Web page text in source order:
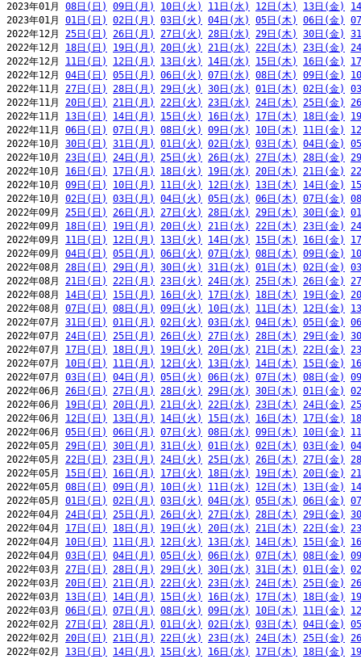
2023年01月 08日(日) 09日(月) 10日(火) 11日(水) 12日(木) 13日(金)
2023年01月 01日(日) 02日(月) 03日(火) 04日(水) 05日(木) 06日(金)
2022年12月 25日(日) 26日(月) 27日(火) 28日(水) 29日(木) 30日(金)
2022年12月 18日(日) 19日(月) 20日(火) 21日(水) 22日(木) 23日(金)
2022年12月 11日(日) 12日(月) 13日(火) 14日(水) 15日(木) 16日(金)
2022年12月 04日(日) 05日(月) 06日(火) 07日(水) 08日(木) 09日(金)
2022年11月 27日(日) 28日(月) 29日(火) 30日(水) 01日(木) 02日(金)
2022年11月 20日(日) 21日(月) 22日(火) 23日(水) 24日(木) 25日(金)
2022年11月 13日(日) 14日(月) 15日(火) 16日(水) 17日(木) 18日(金)
2022年11月 06日(日) 07日(月) 08日(火) 09日(水) 10日(木) 11日(金)
2022年10月 30日(日) 31日(月) 01日(火) 02日(水) 03日(木) 04日(金)
2022年10月 23日(日) 24日(月) 25日(火) 26日(水) 27日(木) 28日(金)
2022年10月 16日(日) 17日(月) 18日(火) 19日(水) 20日(木) 21日(金)
2022年10月 09日(日) 10日(月) 11日(火) 12日(水) 13日(木) 14日(金)
2022年10月 02日(日) 03日(月) 04日(火) 05日(水) 06日(木) 07日(金)
2022年09月 25日(日) 26日(月) 27日(火) 28日(水) 29日(木) 30日(金)
2022年09月 18日(日) 19日(月) 20日(火) 21日(水) 22日(木) 23日(金)
2022年09月 11日(日) 12日(月) 13日(火) 14日(水) 15日(木) 16日(金)
2022年09月 04日(日) 05日(月) 06日(火) 07日(水) 08日(木) 09日(金)
2022年08月 28日(日) 29日(月) 30日(火) 31日(水) 01日(木) 02日(金)
2022年08月 21日(日) 22日(月) 23日(火) 24日(水) 25日(木) 26日(金)
2022年08月 14日(日) 15日(月) 16日(火) 17日(水) 18日(木) 19日(金)
2022年08月 07日(日) 08日(月) 09日(火) 10日(水) 11日(木) 12日(金)
2022年07月 31日(日) 01日(月) 02日(火) 03日(水) 04日(木) 05日(金)
2022年07月 24日(日) 25日(月) 26日(火) 27日(水) 28日(木) 29日(金)
2022年07月 17日(日) 18日(月) 19日(火) 20日(水) 21日(木) 22日(金)
2022年07月 10日(日) 11日(月) 12日(火) 13日(水) 14日(木) 15日(金)
2022年07月 03日(日) 04日(月) 05日(火) 06日(水) 07日(木) 08日(金)
2022年06月 26日(日) 27日(月) 28日(火) 29日(水) 30日(木) 01日(金)
2022年06月 19日(日) 20日(月) 21日(火) 22日(水) 23日(木) 24日(金)
2022年06月 12日(日) 13日(月) 14日(火) 15日(水) 16日(木) 17日(金)
2022年06月 05日(日) 06日(月) 07日(火) 08日(水) 09日(木) 10日(金)
2022年05月 29日(日) 30日(月) 31日(火) 01日(水) 02日(木) 03日(金)
2022年05月 22日(日) 23日(月) 24日(火) 25日(水) 26日(木) 27日(金)
2022年05月 15日(日) 16日(月) 17日(火) 18日(水) 19日(木) 20日(金)
2022年05月 08日(日) 09日(月) 10日(火) 11日(水) 12日(木) 13日(金)
2022年05月 01日(日) 02日(月) 03日(火) 04日(水) 05日(木) 06日(金)
2022年04月 24日(日) 25日(月) 26日(火) 27日(水) 28日(木) 29日(金)
2022年04月 17日(日) 18日(月) 19日(火) 20日(水) 21日(木) 22日(金)
2022年04月 10日(日) 11日(月) 12日(火) 13日(水) 14日(木) 15日(金)
2022年04月 03日(日) 04日(月) 05日(火) 06日(水) 07日(木) 08日(金)
2022年03月 27日(日) 28日(月) 29日(火) 30日(水) 31日(木) 01日(金)
2022年03月 20日(日) 21日(月) 22日(火) 23日(水) 24日(木) 25日(金)
2022年03月 13日(日) 14日(月) 15日(火) 16日(水) 17日(木) 18日(金)
2022年03月 06日(日) 07日(月) 08日(火) 09日(水) 10日(木) 11日(金)
2022年02月 27日(日) 28日(月) 01日(火) 02日(水) 03日(木) 04日(金)
2022年02月 20日(日) 21日(月) 22日(火) 23日(水) 24日(木) 25日(金)
2022年02月 13日(日) 14日(月) 15日(火) 16日(水) 17日(木) 18日(金)